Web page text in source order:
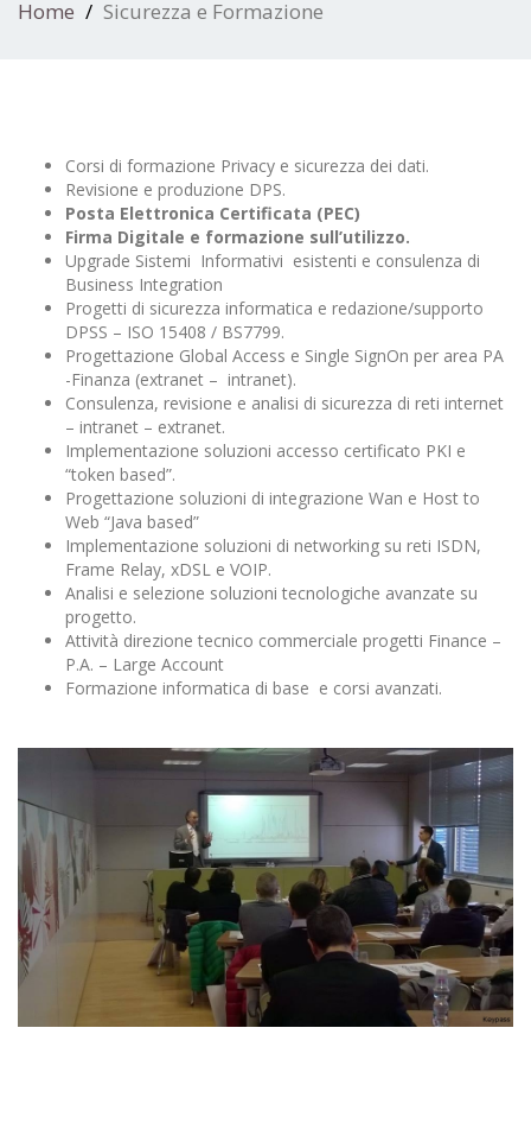
Home Sicurezza e Formazione
Corsi di formazione Privacy e sicurezza dei dati.
Revisione e produzione DPS.
Posta Elettronica Certificata (PEC)
Firma Digitale e formazione sull’utilizzo.
Upgrade Sistemi Informativi esistenti e consulenza di
Business Integration
Progetti di sicurezza informatica e redazione/supporto
DPSS – ISO 15408 / BS7799.
Progettazione Global Access e Single SignOn per area PA
-Finanza (extranet – intranet).
Consulenza, revisione e analisi di sicurezza di reti internet
– intranet – extranet.
Implementazione soluzioni accesso certificato PKI e
“token based”.
Progettazione soluzioni di integrazione Wan e Host to
Web “Java based”
Implementazione soluzioni di networking su reti ISDN,
Frame Relay, xDSL e VOIP.
Analisi e selezione soluzioni tecnologiche avanzate su
progetto.
Attività direzione tecnico commerciale progetti Finance –
P.A. – Large Account
Formazione informatica di base e corsi avanzati.